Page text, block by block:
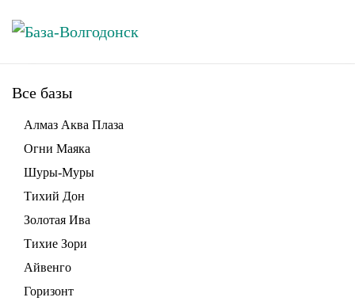
Skip to main content
Все базы
Алмаз Аква Плаза
Огни Маяка
Шуры-Муры
Тихий Дон
Золотая Ива
Тихие Зори
Айвенго
Горизонт